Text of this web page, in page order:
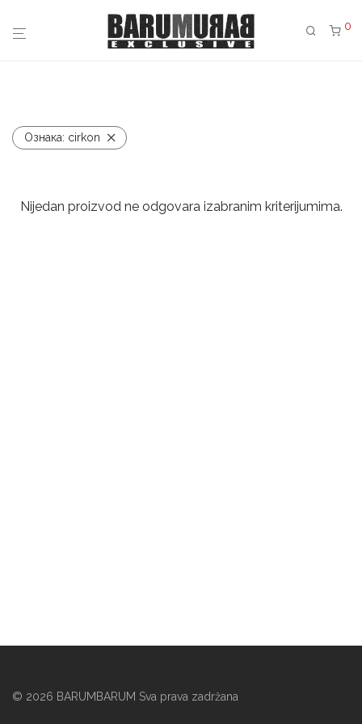
0
Ознака: cirkon
Nijedan proizvod ne odgovara izabranim kriterijumima.
© 2026 BARUMBARUM Sva prava zadržana